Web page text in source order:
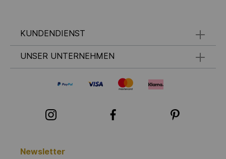
KUNDENDIENST
UNSER UNTERNEHMEN
Newsletter